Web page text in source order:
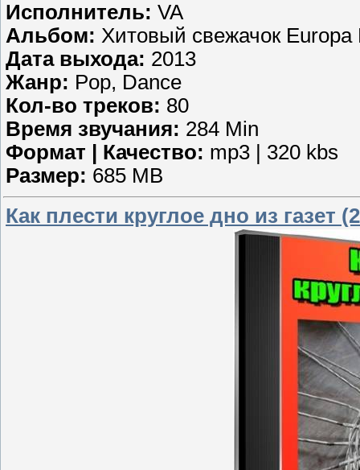
Исполнитель: VA
Альбом: Хитовый свежачок Europa
Дата выхода: 2013
Жанр: Pop, Dance
Кол-во треков: 80
Время звучания: 284 Min
Формат | Качество: mp3 | 320 kbs
Размер: 685 MB
Как плести круглое дно из газет